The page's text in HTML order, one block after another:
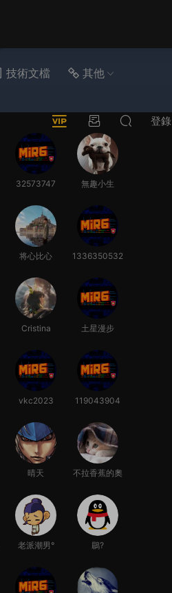
技術文檔 其他
登錄
32573747 無趣小生
将心比心
1336350532
Cristina 土星漫步
vkc2023 119043904
晴天
不拉香蕉的奧
老派潮男° 鶥?